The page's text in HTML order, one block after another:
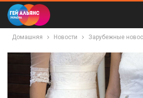
Домашняя Новости Зарубежные